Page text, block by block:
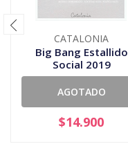
CATALONIA
Big Bang Estallido
Social 2019
AGOTADO
$14.900